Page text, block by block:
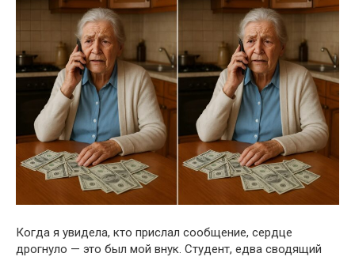
Когда я увидела, кто прислал сообщение, сердце
дрогнуло — это был мой внук. Студент, едва сводящий